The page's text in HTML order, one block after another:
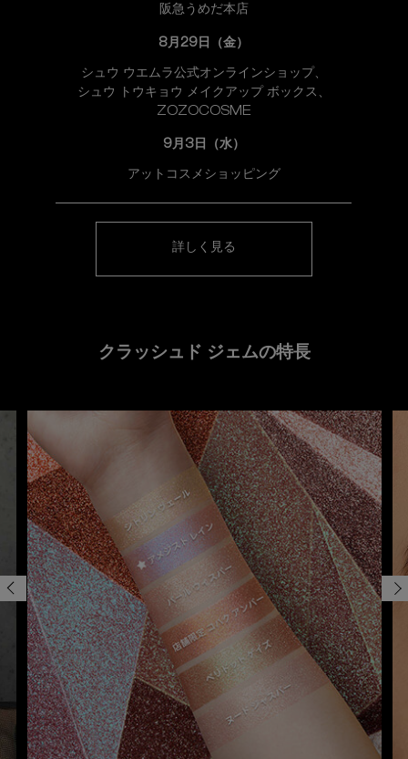
阪急うめだ本店
8月29日（金）
シュウ ウエムラ公式オンラインショップ、
シュウ トウキョウ メイクアップ ボックス、
ZOZOCOSME
9月3日（水）
アットコスメショッピング
詳しく見る
クラッシュド ジェムの特長